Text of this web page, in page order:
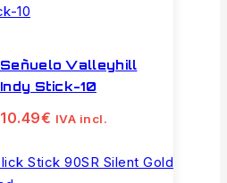
Señuelo Valleyhill
Indy Stick-10
10.49€ IVA incl.